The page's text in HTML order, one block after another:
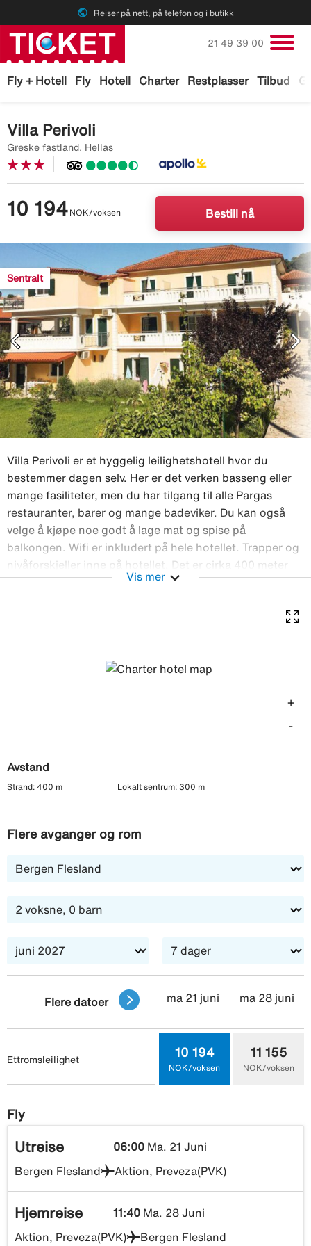
public Reiser på nett, på telefon og i butikk
Fly + Hotell Fly Hotell Charter Restplasser Tilbud
Ring oss på
21 49 39 00
Villa Perivoli
Greske fastland, Hellas
10 194 NOK/voksen Bestill nå
Sentralt
description
missing
chevron_left chevron_right
Villa Perivoli er et hyggelig leilighetshotell hvor du
bestemmer dagen selv. Her er det verken basseng eller
mange fasiliteter, men du har tilgang til alle Pargas
restauranter, barer og mange badeviker. Du kan også
velge å kjøpe noe godt å lage mat og spise på
balkongen. Wifi er inkludert på hele hotellet. Trapper og
nivåforskjeller inne på hotellet. Det er cirka 400 meter
Krioneri Beach som ligger midt i Parga by. Like utenfor
Valtos, som ligger cirka 500 meter unna, og du kan gå
Vis mer expand_more
+
-
Avstand
Strand: 400 m Lokalt sentrum: 300 m
Flere avganger og rom
Flere datoer ma 21 juni ma 28 juni
Ettromsleilighet
10 194
NOK/voksen
11 155
NOK/voksen
Fly
Utreise 06:00Ma. 21 Juni
Bergen Flesland Aktion, Preveza(PVK)
Hjemreise 11:40Ma. 28 Juni
Aktion, Preveza(PVK) Bergen Flesland